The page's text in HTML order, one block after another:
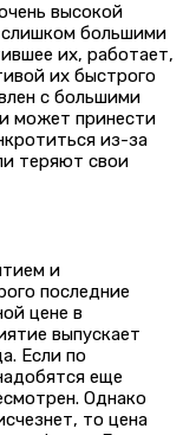
высокой
слишком большими
их, работает,
их быстрого
с большими
может принести
из-за
теряют свои
и
последние
цене в
выпускает
Если по
еще
Однако
то цена